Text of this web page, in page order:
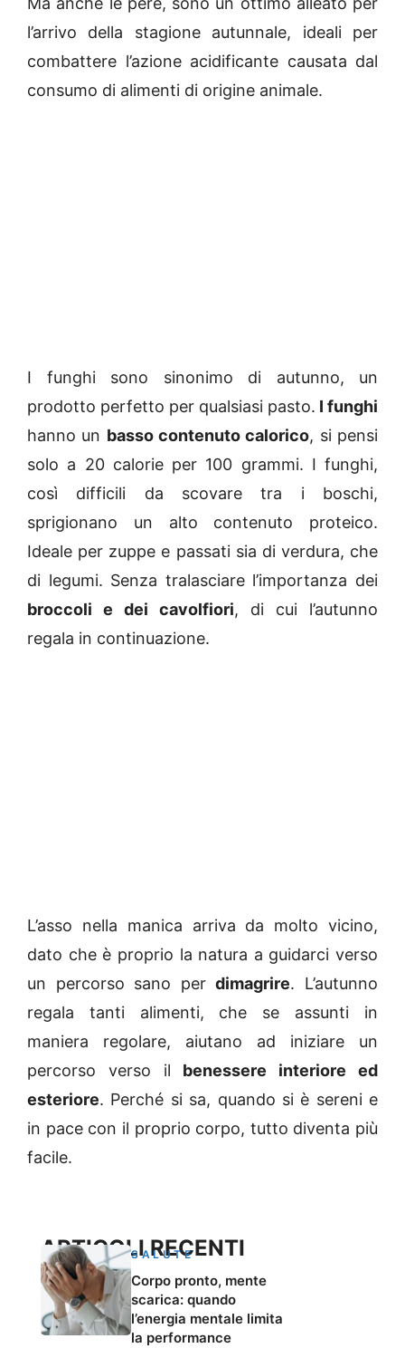
l’arrivo della stagione autunnale, ideali per
combattere l’azione acidificante causata dal
consumo di alimenti di origine animale.
I funghi sono sinonimo di autunno, un
prodotto perfetto per qualsiasi pasto. I funghi
hanno un basso contenuto calorico, si pensi
solo a 20 calorie per 100 grammi. I funghi,
così difficili da scovare tra i boschi,
sprigionano un alto contenuto proteico.
Ideale per zuppe e passati sia di verdura, che
di legumi. Senza tralasciare l’importanza dei
broccoli e dei cavolfiori, di cui l’autunno
regala in continuazione.
L’asso nella manica arriva da molto vicino,
dato che è proprio la natura a guidarci verso
un percorso sano perdimagrire. L’autunno
regala tanti alimenti, che se assunti in
maniera regolare, aiutano ad iniziare un
percorso verso il benessere interiore ed
esteriore. Perché si sa, quando si è sereni e
in pace con il proprio corpo, tutto diventa più
facile.
ARTICOLI RECENTI
SALUTE
Corpo pronto, mente
scarica: quando
l’energia mentale limita
la performance